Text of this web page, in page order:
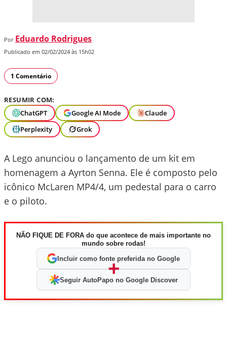
Por Eduardo Rodrigues
Publicado em 02/02/2024 às 15h02
1 Comentário
RESUMIR COM:
ChatGPT
Google AI Mode
Claude
Perplexity
Grok
A Lego anunciou o lançamento de um kit em
homenagem a Ayrton Senna. Ele é composto pelo
icônico McLaren MP4/4, um pedestal para o carro
e o piloto.
NÃO FIQUE DE FORA do que acontece de mais importante no
mundo sobre rodas!
Incluir como fonte preferida no Google
+
Seguir AutoPapo no Google Discover